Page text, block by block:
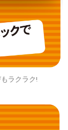
ラクラク!